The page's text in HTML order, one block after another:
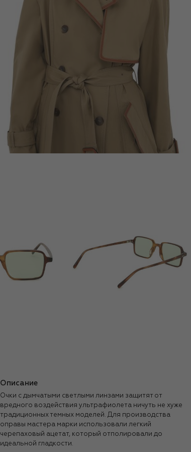
Описание
Очки с дымчатыми светлыми линзами защитят от
вредного воздействия ультрафиолета ничуть не хуже
традиционных темных моделей. Для производства
оправы мастера марки использовали легкий
черепаховый ацетат, который отполировали до
идеальной гладкости.